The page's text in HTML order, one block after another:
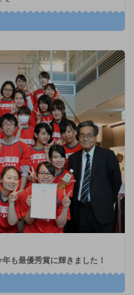
も最優秀賞に輝きました！